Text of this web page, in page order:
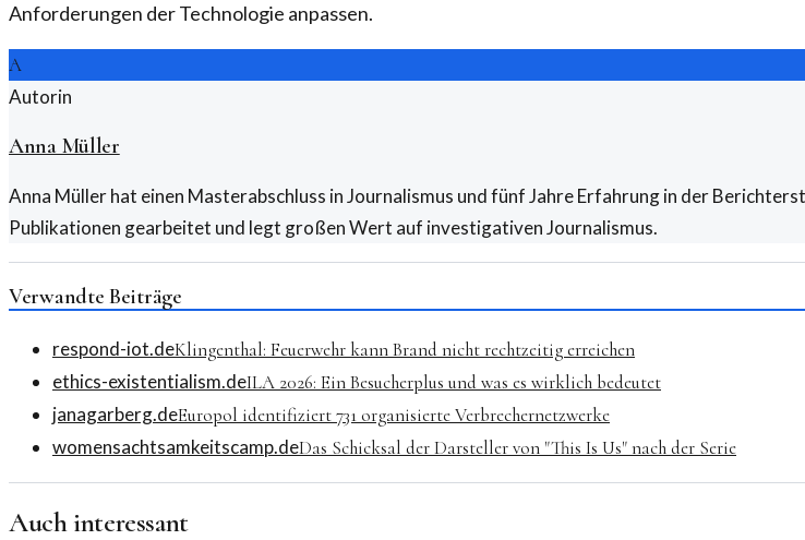
Anforderungen der Technologie anpassen.
A
Autorin
Anna Müller
Anna Müller hat einen Masterabschluss in Journalismus und fünf Jahre Erfahrung in der
Publikationen gearbeitet und legt großen Wert auf investigativen Journalismus.
Verwandte Beiträge
respond-iot.deKlingenthal: Feuerwehr kann Brand nicht rechtzeitig erreichen
ethics-existentialism.deILA 2026: Ein Besucherplus und was es wirklich bedeutet
janagarberg.deEuropol identifiziert 731 organisierte Verbrechernetzwerke
womensachtsamkeitscamp.deDas Schicksal der Darsteller von "This Is Us" nach der Serie
Auch interessant